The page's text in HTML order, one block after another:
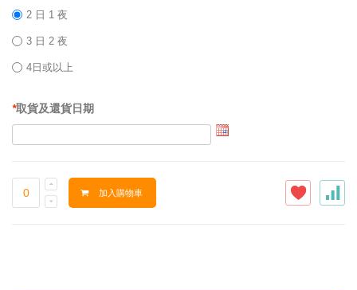
2 日 1 夜
3 日 2 夜
4日或以上
*取貨及還貨日期
加入購物車